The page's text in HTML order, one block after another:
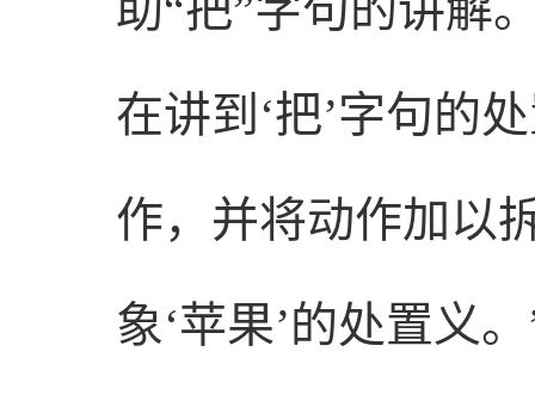
在讲到‘把’字句的
作，并将动作加以
象‘苹果’的处置义